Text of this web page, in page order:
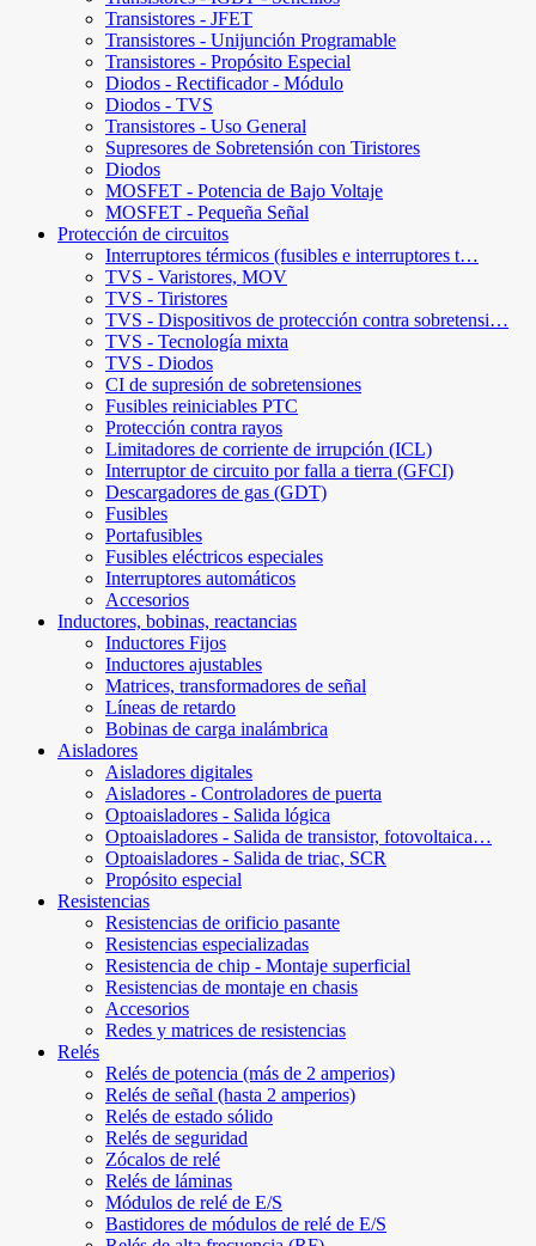
Transistores - JFET
Transistores - Unijunción Programable
Transistores - Propósito Especial
Diodos - Rectificador - Módulo
Diodos - TVS
Transistores - Uso General
Supresores de Sobretensión con Tiristores
Diodos
MOSFET - Potencia de Bajo Voltaje
MOSFET - Pequeña Señal
Protección de circuitos
Interruptores térmicos (fusibles e interruptores t…
TVS - Varistores, MOV
TVS - Tiristores
TVS - Dispositivos de protección contra sobretensi…
TVS - Tecnología mixta
TVS - Diodos
CI de supresión de sobretensiones
Fusibles reiniciables PTC
Protección contra rayos
Limitadores de corriente de irrupción (ICL)
Interruptor de circuito por falla a tierra (GFCI)
Descargadores de gas (GDT)
Fusibles
Portafusibles
Fusibles eléctricos especiales
Interruptores automáticos
Accesorios
Inductores, bobinas, reactancias
Inductores Fijos
Inductores ajustables
Matrices, transformadores de señal
Líneas de retardo
Bobinas de carga inalámbrica
Aisladores
Aisladores digitales
Aisladores - Controladores de puerta
Optoaisladores - Salida lógica
Optoaisladores - Salida de transistor, fotovoltaica…
Optoaisladores - Salida de triac, SCR
Propósito especial
Resistencias
Resistencias de orificio pasante
Resistencias especializadas
Resistencia de chip - Montaje superficial
Resistencias de montaje en chasis
Accesorios
Redes y matrices de resistencias
Relés
Relés de potencia (más de 2 amperios)
Relés de señal (hasta 2 amperios)
Relés de estado sólido
Relés de seguridad
Zócalos de relé
Relés de láminas
Módulos de relé de E/S
Bastidores de módulos de relé de E/S